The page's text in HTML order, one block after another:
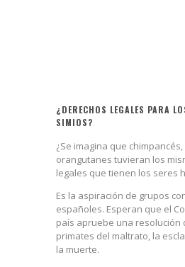
¿DERECHOS LEGALES PARA
SIMIOS?
¿Se imagina que
orangutanes tuvieran los
legales que tienen los seres
Es la aspiración de grupos
españoles. Esperan que el
país apruebe una resolución
primates del maltrato, la
la muerte.